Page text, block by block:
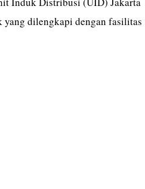
yang dilengkapi dengan fasilitas